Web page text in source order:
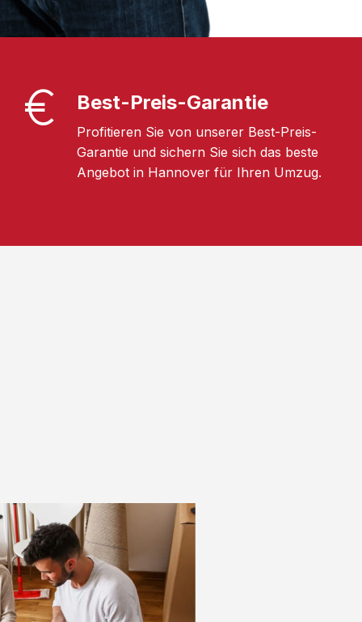
Best-Preis-Garantie
Profitieren Sie von unserer Best-Preis-
Garantie und sichern Sie sich das beste
Angebot in Hannover für Ihren Umzug.